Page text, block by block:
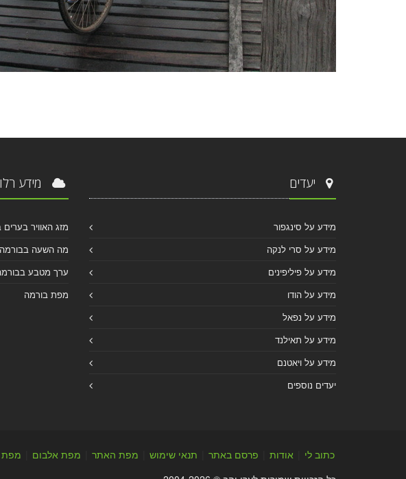
יעדים
מידע על סינגפור
מידע על סרי לנקה
מידע על פיליפינים
מידע על הודו
מידע על נפאל
מידע על תאילנד
מידע על ויאטנם
יעדים נוספים
מידע
מזג האוויר
מה השעה
ערך מטבע
מפת בורמה
כתוב לי אודות פרסם באתר תנאי שימוש מפת האתר מפת אלבום
מפת